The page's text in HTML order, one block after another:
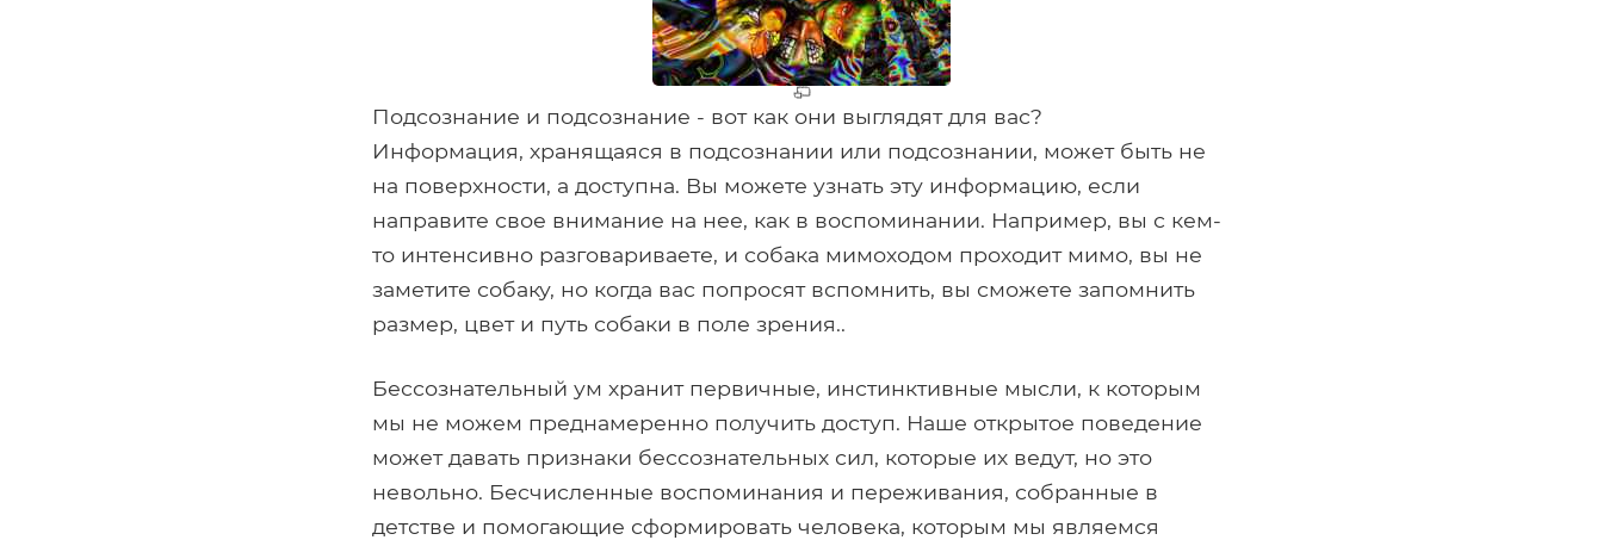
Подсознание и подсознание - вот как они выглядят для вас?
Информация, хранящаяся в подсознании или подсознании, может быть не
на поверхности, а доступна. Вы можете узнать эту информацию, если
направите свое внимание на нее, как в воспоминании. Например, вы с кем-
то интенсивно разговариваете, и собака мимоходом проходит мимо, вы не
заметите собаку, но когда вас попросят вспомнить, вы сможете запомнить
размер, цвет и путь собаки в поле зрения..
Бессознательный ум хранит первичные, инстинктивные мысли, к которым
мы не можем преднамеренно получить доступ. Наше открытое поведение
может давать признаки бессознательных сил, которые их ведут, но это
невольно. Бесчисленные воспоминания и переживания, собранные в
детстве и помогающие сформировать человека, которым мы являемся